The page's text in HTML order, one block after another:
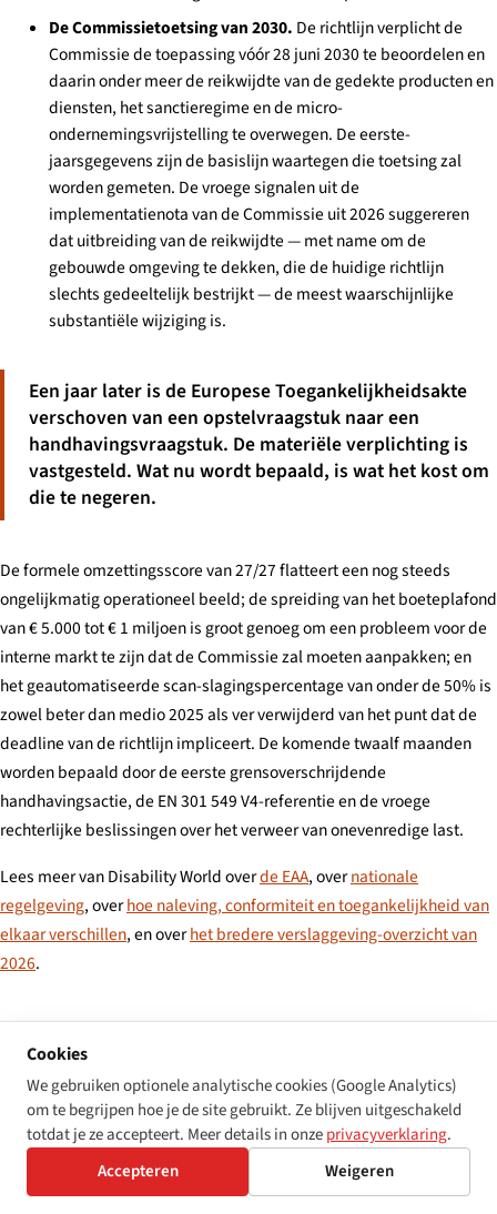
De Commissietoetsing van 2030. De richtlijn verplicht de
Commissie de toepassing vóór 28 juni 2030 te beoordelen en
daarin onder meer de reikwijdte van de gedekte producten en
diensten, het sanctieregime en de micro-
ondernemingsvrijstelling te overwegen. De eerste-
jaarsgegevens zijn de basislijn waartegen die toetsing zal
worden gemeten. De vroege signalen uit de
implementatienota van de Commissie uit 2026 suggereren
dat uitbreiding van de reikwijdte — met name om de
gebouwde omgeving te dekken, die de huidige richtlijn
slechts gedeeltelijk bestrijkt — de meest waarschijnlijke
substantiële wijziging is.
Een jaar later is de Europese Toegankelijkheidsakte
verschoven van een opstelvraagstuk naar een
handhavingsvraagstuk. De materiële verplichting is
vastgesteld. Wat nu wordt bepaald, is wat het kost om
die te negeren.
De formele omzettingsscore van 27/27 flatteert een nog steeds
ongelijkmatig operationeel beeld; de spreiding van het boeteplafond
van € 5.000 tot € 1 miljoen is groot genoeg om een probleem voor de
interne markt te zijn dat de Commissie zal moeten aanpakken; en
het geautomatiseerde scan-slagingspercentage van onder de 50% is
zowel beter dan medio 2025 als ver verwijderd van het punt dat de
deadline van de richtlijn impliceert. De komende twaalf maanden
worden bepaald door de eerste grensoverschrijdende
handhavingsactie, de EN 301 549 V4-referentie en de vroege
rechterlijke beslissingen over het verweer van onevenredige last.
Lees meer van Disability World overde EAA, overnationale
regelgeving, overhoe naleving, conformiteit en toegankelijkheid van
elkaar verschillen, en overhet bredere verslaggeving-overzicht van
2026.
implementatiematerialen van de Europese Commissie DG JUST,
bulletins van nationale markttoezichtautoriteiten (Duitsland, Spanje,
Frankrijk, Italië, Nederland, Estland, Slovenië), het
inbreukbeslissingenregister van de Commissie, en een
geconsolideerde geautomatiseerde-scandataset van circa 4.000 EU-
Cookies
We gebruiken optionele analytische cookies (Google Analytics)
om te begrijpen hoe je de site gebruikt. Ze blijven uitgeschakeld
totdat je ze accepteert. Meer details in onzeprivacyverklaring.
Accepteren
Weigeren